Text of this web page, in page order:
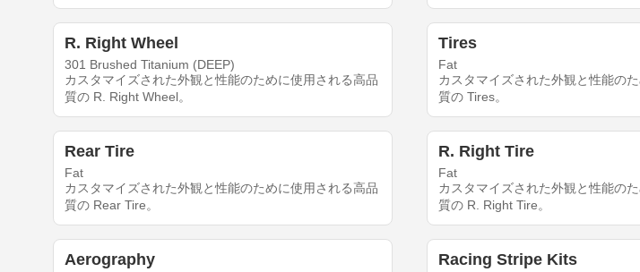
R. Right Wheel
301 Brushed Titanium (DEEP)
カスタマイズされた外観と性能のために使用される高品
質の R. Right Wheel。
Tires
Fat
カスタマイズされた外観と性能の
質の Tires。
Rear Tire
Fat
カスタマイズされた外観と性能のために使用される高品
質の Rear Tire。
R. Right Tire
Fat
カスタマイズされた外観と性能の
質の R. Right Tire。
Aerography Racing Stripe Kits